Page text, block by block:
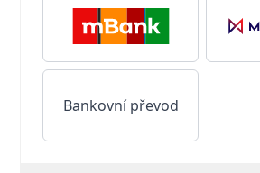
Bankovní převod